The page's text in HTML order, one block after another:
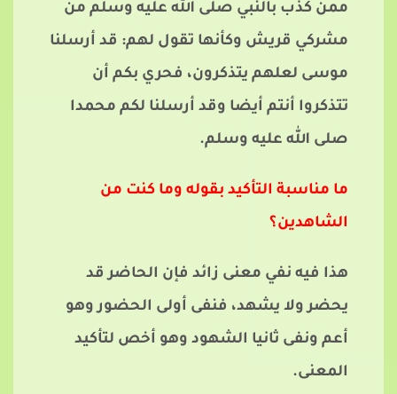
ممن كذب بالنبي صلى الله عليه وسلم من
مشركي قريش وكأنها تقول لهم: قد أرسلنا
موسى لعلهم يتذكرون، فحري بكم أن
تتذكروا أنتم أيضا وقد أرسلنا لكم محمدا
صلى الله عليه وسلم.
ما مناسبة التأكيد بقوله وما كنت من
الشاهدين؟
هذا فيه نفي معنى زائد فإن الحاضر قد
يحضر ولا يشهد، فنفى أولى الحضور وهو
أعم ونفى ثانيا الشهود وهو أخص لتأكيد
المعنى.